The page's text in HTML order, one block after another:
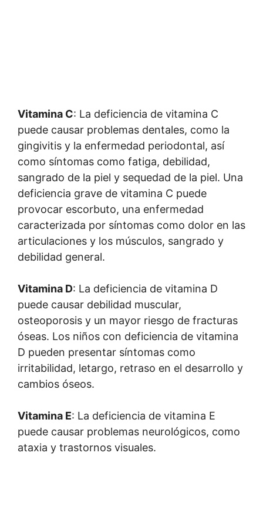
Vitamina C: La deficiencia de vitamina C
puede causar problemas dentales, como la
gingivitis y la enfermedad periodontal, así
como síntomas como fatiga, debilidad,
sangrado de la piel y sequedad de la piel. Una
deficiencia grave de vitamina C puede
provocar escorbuto, una enfermedad
caracterizada por síntomas como dolor en las
articulaciones y los músculos, sangrado y
debilidad general.
Vitamina D: La deficiencia de vitamina D
puede causar debilidad muscular,
osteoporosis y un mayor riesgo de fracturas
óseas. Los niños con deficiencia de vitamina
D pueden presentar síntomas como
irritabilidad, letargo, retraso en el desarrollo y
cambios óseos.
Vitamina E: La deficiencia de vitamina E
puede causar problemas neurológicos, como
ataxia y trastornos visuales.